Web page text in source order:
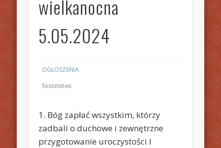
wielkanocna
5.05.2024
OGŁOSZENIA
footnotes:
1. Bóg zapłać wszystkim, którzy
zadbali o duchowe i zewnętrzne
przygotowanie uroczystości I